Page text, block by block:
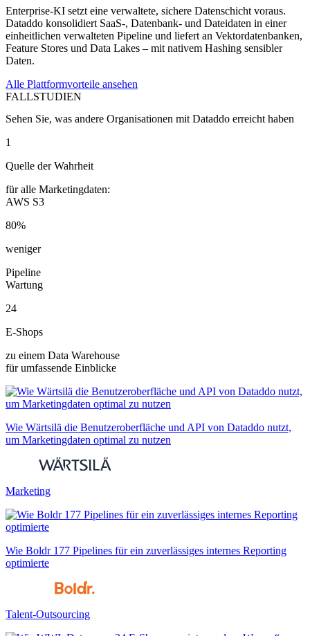
Enterprise-KI setzt eine verwaltete, sichere Datenschicht voraus.
Dataddo konsolidiert SaaS-, Datenbank- und Dateidaten in einer
einheitlichen verwalteten Pipeline und liefert an Vektordatenbanken,
Feature Stores und Data Lakes – mit nativem Hashing sensibler
Daten.
Alle Plattformvorteile ansehen
FALLSTUDIEN
Sehen Sie, was andere Organisationen mit Dataddo erreicht haben
1
Quelle der Wahrheit
für alle Marketingdaten:
AWS S3
80%
weniger
Pipeline
Wartung
24
E-Shops
zu einem Data Warehouse
für umfassende Einblicke
Wie Wärtsilä die Benutzeroberfläche und API von Dataddo nutzt,
um Marketingdaten optimal zu nutzen
Marketing
Wie Boldr 177 Pipelines für ein zuverlässiges internes Reporting
optimierte
Talent-Outsourcing